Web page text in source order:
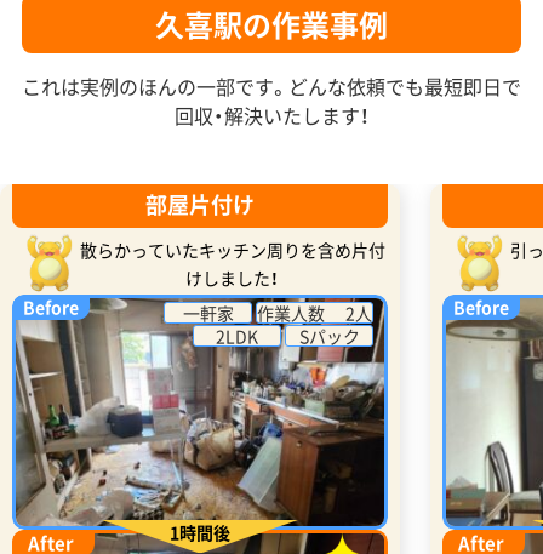
久喜駅の作業事例
これは実例のほんの一部です。どんな依頼でも最短即日で
回収・解決いたします！
部屋片付け
散らかっていたキッチン周りを含め片付
けしました！
Before
一軒家
作業人数 2人
2LDK
Sパック
After 1時間後
引
Before
After